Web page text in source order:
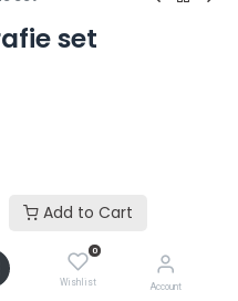
Add to Cart
0
Wishlist Account
set